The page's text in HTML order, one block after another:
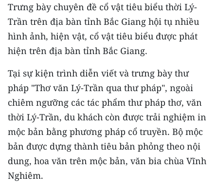
MEDIA CENTER
E-Magazine
Video
Media Chính trị
Media Kinh tế
Media Văn hóa
Media Xã hội
Media Pháp luật
Trưng bày chuyên đề cổ vật tiêu biểu thời Lý-
Trần trên địa bàn tỉnh Bắc Giang hội tụ nhiều
hình ảnh, hiện vật, cổ vật tiêu biểu được phát
hiện trên địa bàn tỉnh Bắc Giang.
Tại sự kiện trình diễn viết và trưng bày thư
pháp "Thơ văn Lý-Trần qua thư pháp", ngoài
chiêm ngưỡng các tác phẩm thư pháp thơ, văn
thời Lý-Trần, du khách còn được trải nghiệm in
mộc bản bằng phương pháp cổ truyền. Bộ mộc
bản được dựng thành tiêu bản phỏng theo nội
dung, hoa văn trên mộc bản, văn bia chùa Vĩnh
Nghiêm.